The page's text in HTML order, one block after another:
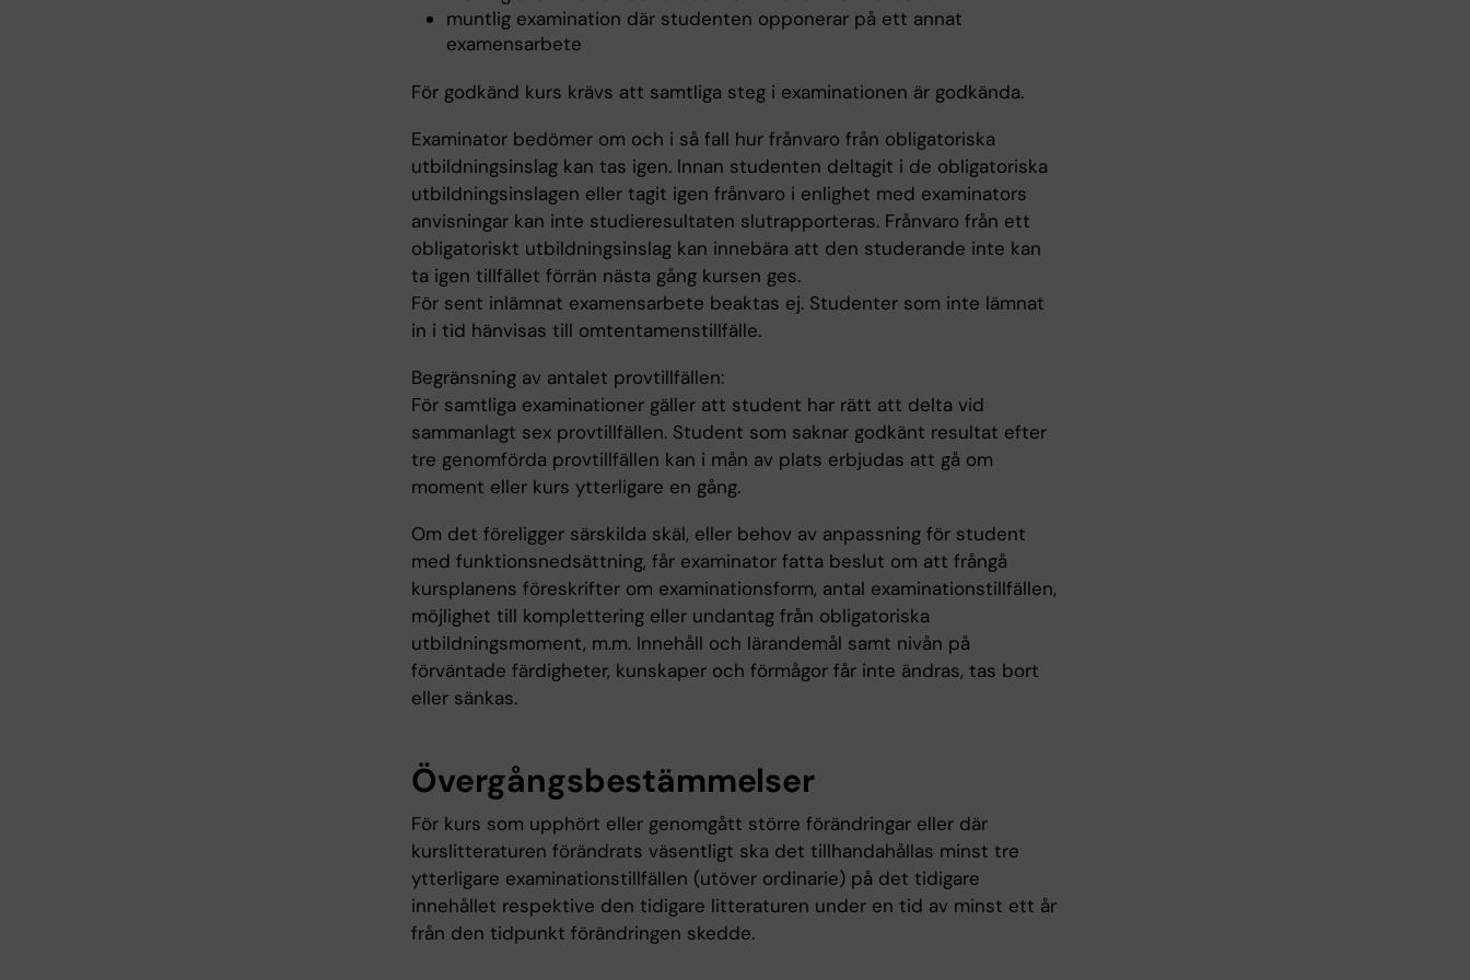
muntlig examination där studenten opponerar på ett annat
examensarbete
För godkänd kurs krävs att samtliga steg i examinationen är godkända.
Examinator bedömer om och i så fall hur frånvaro från obligatoriska
utbildningsinslag kan tas igen. Innan studenten deltagit i de obligatoriska
utbildningsinslagen eller tagit igen frånvaro i enlighet med examinators
anvisningar kan inte studieresultaten slutrapporteras. Frånvaro från ett
obligatoriskt utbildningsinslag kan innebära att den studerande inte kan
ta igen tillfället förrän nästa gång kursen ges.
För sent inlämnat examensarbete beaktas ej. Studenter som inte lämnat
in i tid hänvisas till omtentamenstillfälle.
Begränsning av antalet provtillfällen:
För samtliga examinationer gäller att student har rätt att delta vid
sammanlagt sex provtillfällen. Student som saknar godkänt resultat efter
tre genomförda provtillfällen kan i mån av plats erbjudas att gå om
moment eller kurs ytterligare en gång.
Om det föreligger särskilda skäl, eller behov av anpassning för student
med funktionsnedsättning, får examinator fatta beslut om att frångå
kursplanens föreskrifter om examinationsform, antal examinationstillfällen,
möjlighet till komplettering eller undantag från obligatoriska
utbildningsmoment, m.m. Innehåll och lärandemål samt nivån på
förväntade färdigheter, kunskaper och förmågor får inte ändras, tas bort
eller sänkas.
Övergångsbestämmelser
För kurs som upphört eller genomgått större förändringar eller där
kurslitteraturen förändrats väsentligt ska det tillhandahållas minst tre
ytterligare examinationstillfällen (utöver ordinarie) på det tidigare
innehållet respektive den tidigare litteraturen under en tid av minst ett år
från den tidpunkt förändringen skedde.